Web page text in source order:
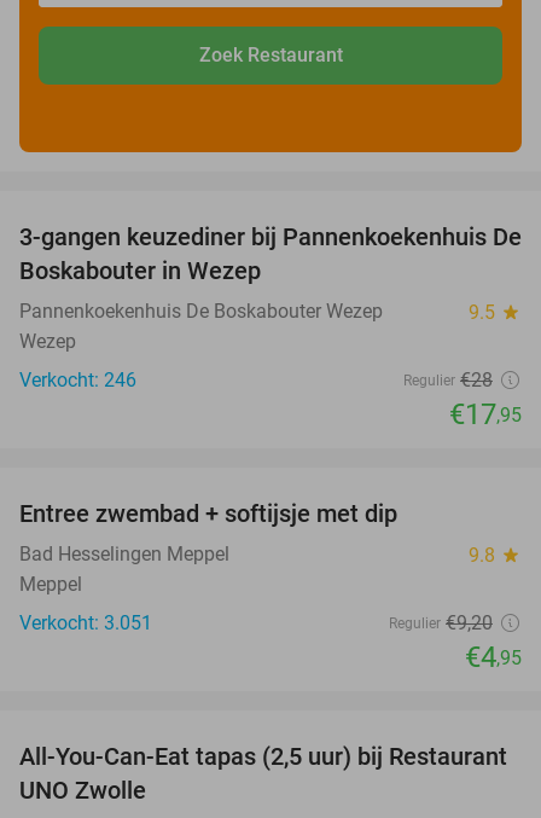
Zoek Restaurant
36%
3-gangen keuzediner bij Pannenkoekenhuis De
Boskabouter in Wezep
Pannenkoekenhuis De Boskabouter Wezep 9.5 star
Wezep
Verkocht: 246
Regulier €28
€17,95
Entree zwembad + softijsje met dip
Bad Hesselingen Meppel 9.8 star
Meppel
Verkocht: 3.051
Regulier €9,20
€4,95
21%
All-You-Can-Eat tapas (2,5 uur) bij Restaurant
UNO Zwolle